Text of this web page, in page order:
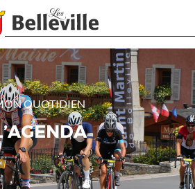
QUOTIDIEN